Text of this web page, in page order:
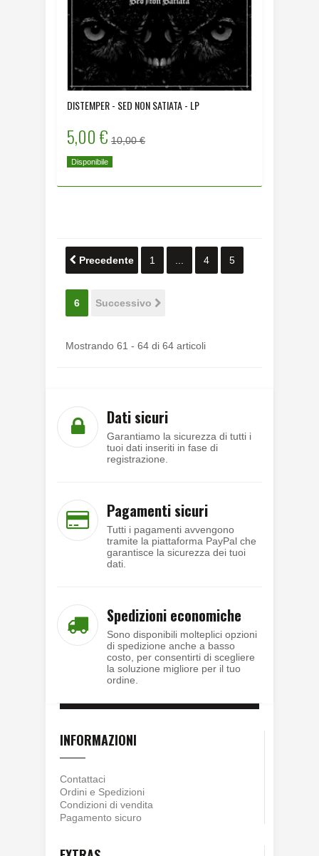
DISTEMPER - SED NON SATIATA - LP
5,00 € 10,00 €
Disponibile
Precedente 1 ... 4 5
6 Successivo
Mostrando 61 - 64 di 64 articoli
Dati sicuri
Garantiamo la sicurezza di tutti i
tuoi dati inseriti in fase di
registrazione.
Pagamenti sicuri
Tutti i pagamenti avvengono
tramite la piattaforma PayPal che
garantisce la sicurezza dei tuoi
dati.
Spedizioni economiche
Sono disponibili molteplici opzioni
di spedizione anche a basso
costo, per consentirti di scegliere
la soluzione migliore per il tuo
ordine.
INFORMAZIONI
Contattaci
Ordini e Spedizioni
Condizioni di vendita
Pagamento sicuro